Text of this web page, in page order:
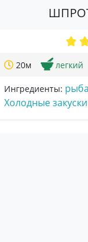
20м легкий
Ингредиенты: рыба
Холодные закуски